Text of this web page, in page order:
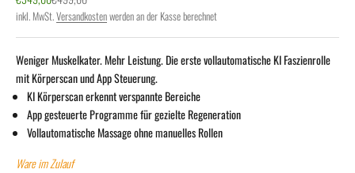
inkl. MwSt.Versandkostenwerden an der Kasse berechnet
Weniger Muskelkater. Mehr Leistung. Die erste vollautomatische KI Faszienrolle
mit Körperscan und App Steuerung.
KI Körperscan erkennt verspannte Bereiche
App gesteuerte Programme für gezielte Regeneration
Vollautomatische Massage ohne manuelles Rollen
Ware im Zulauf